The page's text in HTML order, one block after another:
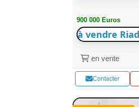
900 000 Euros
à vendre
en vente
Contacter